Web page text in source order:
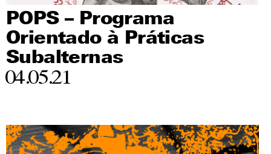
POPS – Programa
Orientado à Práticas
Subalternas
04.05.21